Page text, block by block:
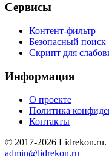
Сервисы
Контент-фильтр
Безопасный поиск
Скрипт для
Информация
О проекте
Политика
Контакты
© 2017-2026
admin@lidrekon.ru